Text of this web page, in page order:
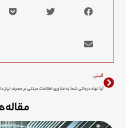
قبلی
آیا نهاد درمانی شما به فناوری اطلاعات مبتنی بر مصرف نیاز